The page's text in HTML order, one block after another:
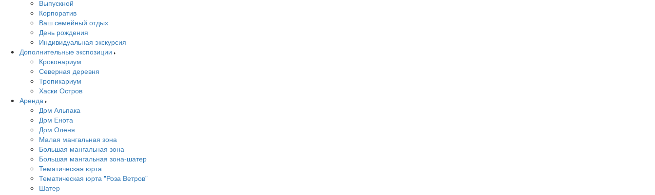
Выпускной
Корпоратив
Ваш семейный отдых
День рождения
Индивидуальная экскурсия
Дополнительные экспозиции
Кроконариум
Северная деревня
Тропикариум
Хаски Остров
Аренда
Дом Альпака
Дом Енота
Дом Оленя
Малая мангальная зона
Большая мангальная зона
Большая мангальная зона-шатер
Тематическая юрта
Тематическая юрта "Роза Ветров"
Шатер